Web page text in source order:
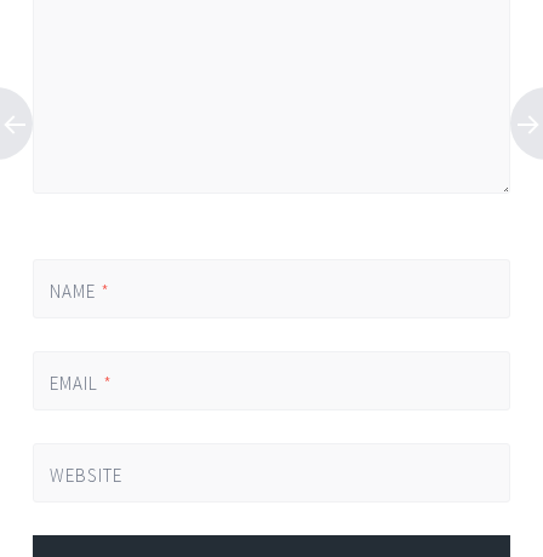
NAME *
EMAIL *
WEBSITE